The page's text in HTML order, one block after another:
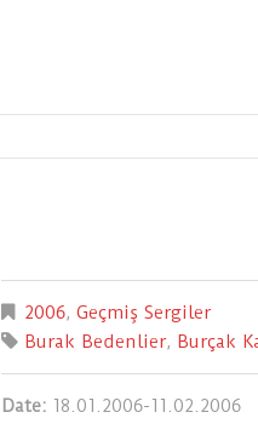
2006, Geçmiş Sergiler
Burak Bedenlier, Burçak
Date: 18.01.2006-11.02.2006